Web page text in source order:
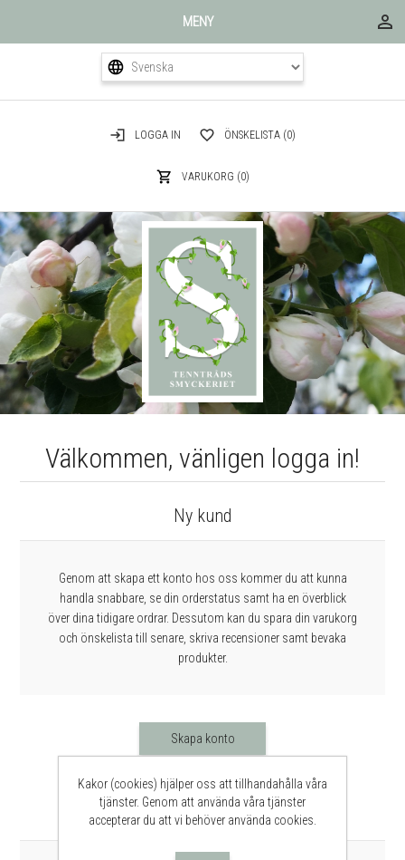
MENY
LOGGA IN ÖNSKELISTA (0)
VARUKORG (0)
Välkommen, vänligen logga in!
Ny kund
Genom att skapa ett konto hos oss kommer du att kunna
handla snabbare, se din orderstatus samt ha en överblick
över dina tidigare ordrar. Dessutom kan du spara din varukorg
och önskelista till senare, skriva recensioner samt bevaka
produkter.
Skapa konto
Har du handlat förut? Logga in
Kakor (cookies) hjälper oss att tillhandahålla våra
tjänster. Genom att använda våra tjänster
accepterar du att vi behöver använda cookies.